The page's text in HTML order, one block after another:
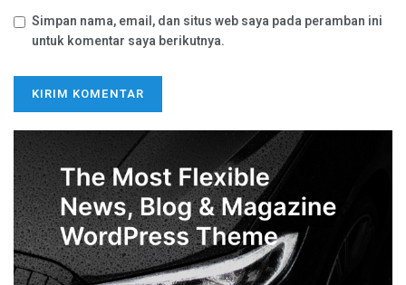
Simpan nama, email, dan situs web saya pada peramban ini
untuk komentar saya berikutnya.